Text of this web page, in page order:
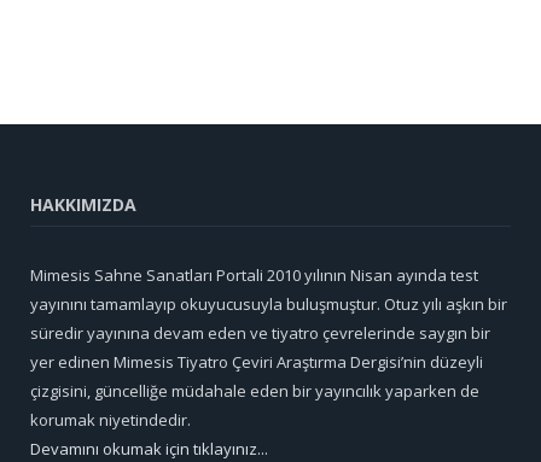
HAKKIMIZDA
Mimesis Sahne Sanatları Portali 2010 yılının Nisan ayında test
yayınını tamamlayıp okuyucusuyla buluşmuştur. Otuz yılı aşkın bir
süredir yayınına devam eden ve tiyatro çevrelerinde saygın bir
yer edinen Mimesis Tiyatro Çeviri Araştırma Dergisi’nin düzeyli
çizgisini, güncelliğe müdahale eden bir yayıncılık yaparken de
korumak niyetindedir.
Devamını okumak için tıklayınız...